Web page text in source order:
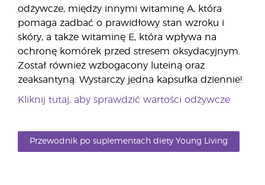
odżywcze, między innymi witaminę A, która
pomaga zadbać o prawidłowy stan wzroku i
skóry, a także witaminę E, która wpływa na
ochronę komórek przed stresem oksydacyjnym.
Został również wzbogacony luteiną oraz
zeaksantyną. Wystarczy jedna kapsułka dziennie!
Kliknij tutaj, aby sprawdzić wartości odżywcze
Przewodnik po suplementach diety Young Living